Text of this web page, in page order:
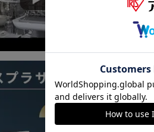
※ご確認ください